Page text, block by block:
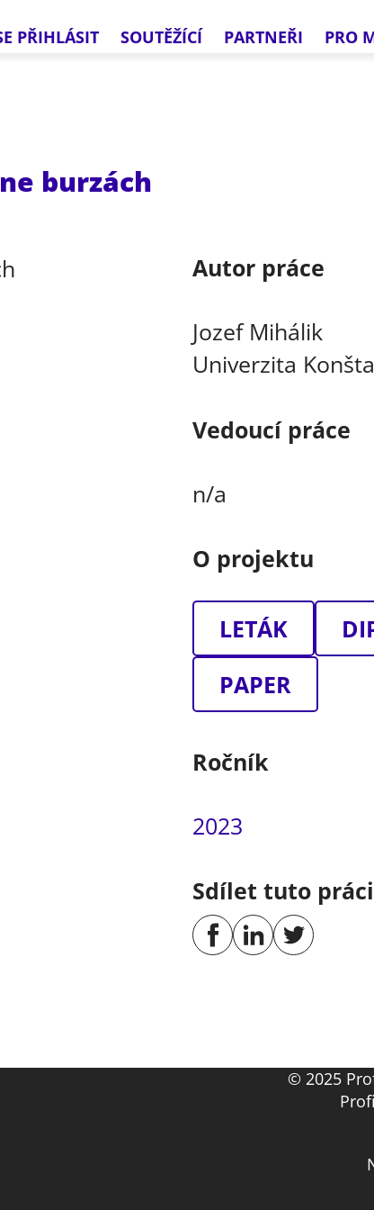
PŘIHLÁSIT SOUTĚŽÍCÍ PARTNEŘI PRO
burzách
Autor práce
Jozef Mihálik
Univerzita
Vedoucí práce
n/a
O projektu
LETÁK
PAPER
Ročník
2023
Sdílet tuto práci
© 2025